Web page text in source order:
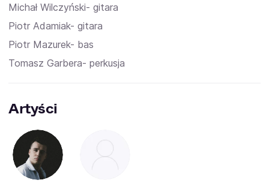
Michał Wilczyński- gitara
Piotr Adamiak- gitara
Piotr Mazurek- bas
Tomasz Garbera- perkusja
Artyści